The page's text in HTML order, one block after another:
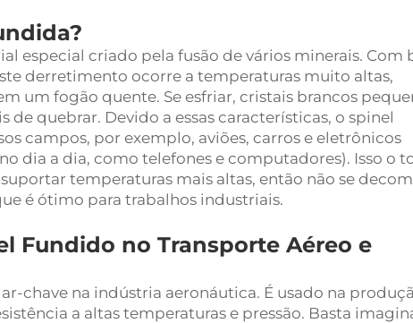
especial criado pela fusão de vários minerais. Com
derretimento ocorre a temperaturas muito altas,
um fogão quente. Se esfriar, cristais brancos
quebrar. Devido a essas características, o spinel
campos, por exemplo, aviões, carros e eletrônicos
dia a dia, como telefones e computadores). Isso o
temperaturas mais altas, então não se
é ótimo para trabalhos industriais.
Fundido no Transporte Aéreo e
chave na indústria aeronáutica. É usado na
a altas temperaturas e pressão. Basta